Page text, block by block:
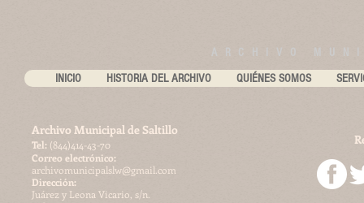
ARCHIVO
INICIO HISTORIA DEL ARCHIVO QUIÉNES SOMOS
Archivo Municipal de Saltillo
​Tel: (844)414-43-70
Correo electrónico:
archivomunicipalslw@gmail.com
Dirección:
Juárez y Leona Vicario, s/n.